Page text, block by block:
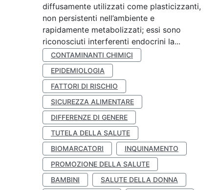
diffusamente utilizzati come plasticizzanti,
non persistenti nell’ambiente e
rapidamente metabolizzati; essi sono
riconosciuti interferenti endocrini la...
CONTAMINANTI CHIMICI
EPIDEMIOLOGIA
FATTORI DI RISCHIO
SICUREZZA ALIMENTARE
DIFFERENZE DI GENERE
TUTELA DELLA SALUTE
BIOMARCATORI
INQUINAMENTO
PROMOZIONE DELLA SALUTE
BAMBINI
SALUTE DELLA DONNA